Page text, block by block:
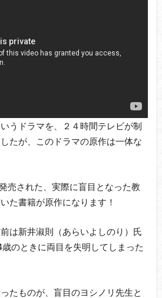
うドラマを、２４時間テレビが制
たが、このドラマの原作は一体な
売された、実際に盲目となった教
た書籍が原作になります！
は新井淑則（あらいよしのり）氏
のときに両目を失明してしまった
たものが、盲目のヨシノリ先生と